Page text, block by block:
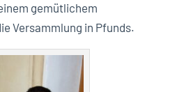
gemütlichem
Versammlung in Pfunds.